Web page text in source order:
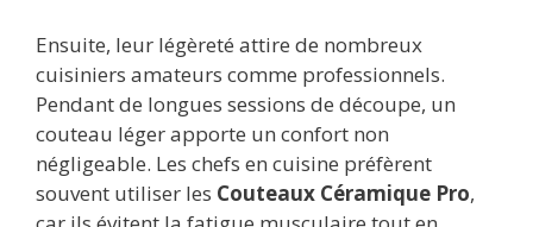
Ensuite, leur légèreté attire de nombreux
cuisiniers amateurs comme professionnels.
Pendant de longues sessions de découpe, un
couteau léger apporte un confort non
négligeable. Les chefs en cuisine préfèrent
souvent utiliser les Couteaux Céramique Pro,